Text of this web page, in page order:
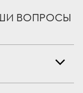
ВОПРОСЫ